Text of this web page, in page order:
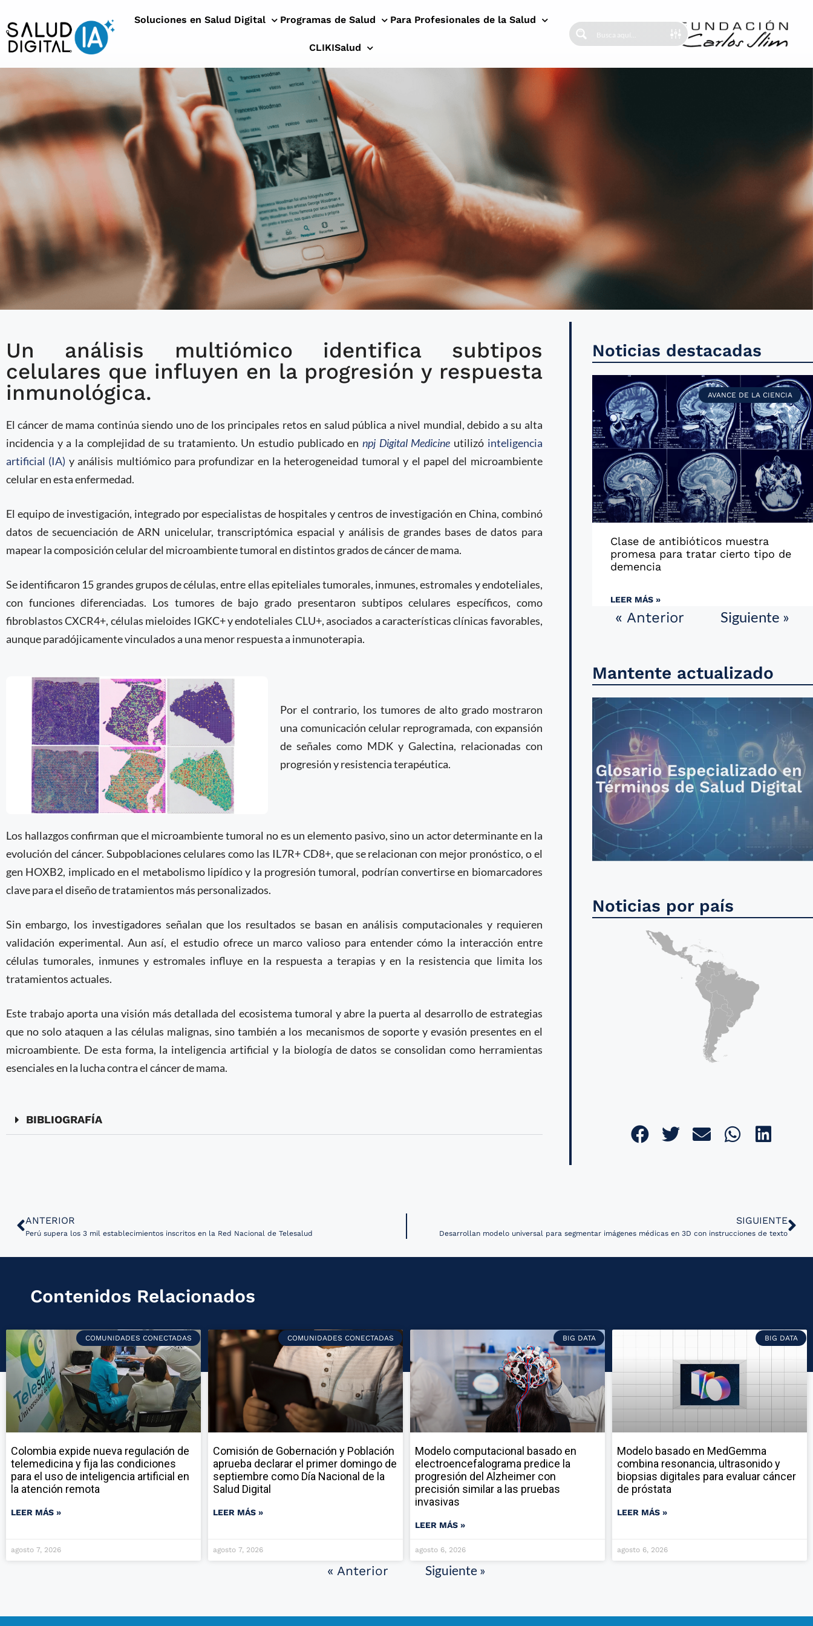
Soluciones en Salud Digital Programas de Salud Para Profesionales de la Salud
CLIKISalud
IA revela nuevas claves sobre la resistencia al
tratamiento en cáncer de mama
Un análisis multiómico identifica subtipos
celulares que influyen en la progresión y respuesta
inmunológica.
El cáncer de mama continúa siendo uno de los principales retos en salud pública a nivel mundial, debido a su alta
incidencia y a la complejidad de su tratamiento. Un estudio publicado ennpj Digital Medicine utilizó inteligencia
artificial (IA) y análisis multiómico para profundizar en la heterogeneidad tumoral y el papel del microambiente
celular en esta enfermedad.
El equipo de investigación, integrado por especialistas de hospitales y centros de investigación en China, combinó
datos de secuenciación de ARN unicelular, transcriptómica espacial y análisis de grandes bases de datos para
mapear la composición celular del microambiente tumoral en distintos grados de cáncer de mama.
Se identificaron 15 grandes grupos de células, entre ellas epiteliales tumorales, inmunes, estromales y endoteliales,
con funciones diferenciadas. Los tumores de bajo grado presentaron subtipos celulares específicos, como
fibroblastos CXCR4+, células mieloides IGKC+ y endoteliales CLU+, asociados a características clínicas favorables,
aunque paradójicamente vinculados a una menor respuesta a inmunoterapia.
Por el contrario, los tumores de alto grado mostraron
una comunicación celular reprogramada, con expansión
de señales como MDK y Galectina, relacionadas con
progresión y resistencia terapéutica.
Los hallazgos confirman que el microambiente tumoral no es un elemento pasivo, sino un actor determinante en la
evolución del cáncer. Subpoblaciones celulares como las IL7R+ CD8+, que se relacionan con mejor pronóstico, o el
gen HOXB2, implicado en el metabolismo lipídico y la progresión tumoral, podrían convertirse en biomarcadores
clave para el diseño de tratamientos más personalizados.
Sin embargo, los investigadores señalan que los resultados se basan en análisis computacionales y requieren
validación experimental. Aun así, el estudio ofrece un marco valioso para entender cómo la interacción entre
células tumorales, inmunes y estromales influye en la respuesta a terapias y en la resistencia que limita los
tratamientos actuales.
Este trabajo aporta una visión más detallada del ecosistema tumoral y abre la puerta al desarrollo de estrategias
que no solo ataquen a las células malignas, sino también a los mecanismos de soporte y evasión presentes en el
microambiente. De esta forma, la inteligencia artificial y la biología de datos se consolidan como herramientas
esenciales en la lucha contra el cáncer de mama.
BIBLIOGRAFÍA
Noticias destacadas
AVANCE DE LA CIENCIA
Clase de antibióticos muestra
promesa para tratar cierto tipo de
demencia
LEER MÁS »
« Anterior Siguiente »
Mantente actualizado
Noticias por país
ANTERIOR
Perú supera los 3 mil establecimientos inscritos en la Red Nacional de Telesalud
SIGUIENTE
Desarrollan modelo universal para segmentar imágenes médicas en 3D con instrucciones de texto
Contenidos Relacionados
COMUNIDADES CONECTADAS
Colombia expide nueva regulación de
telemedicina y fija las condiciones
para el uso de inteligencia artificial en
la atención remota
LEER MÁS »
agosto 7, 2026
COMUNIDADES CONECTADAS
Comisión de Gobernación y Población
aprueba declarar el primer domingo de
septiembre como Día Nacional de la
Salud Digital
LEER MÁS »
agosto 7, 2026
BIG DATA
Modelo computacional basado en
electroencefalograma predice la
progresión del Alzheimer con
precisión similar a las pruebas
invasivas
LEER MÁS »
agosto 6, 2026
BIG DATA
Modelo basado en MedGemma
combina resonancia, ultrasonido y
biopsias digitales para evaluar cáncer
de próstata
LEER MÁS »
agosto 6, 2026
« Anterior Siguiente »